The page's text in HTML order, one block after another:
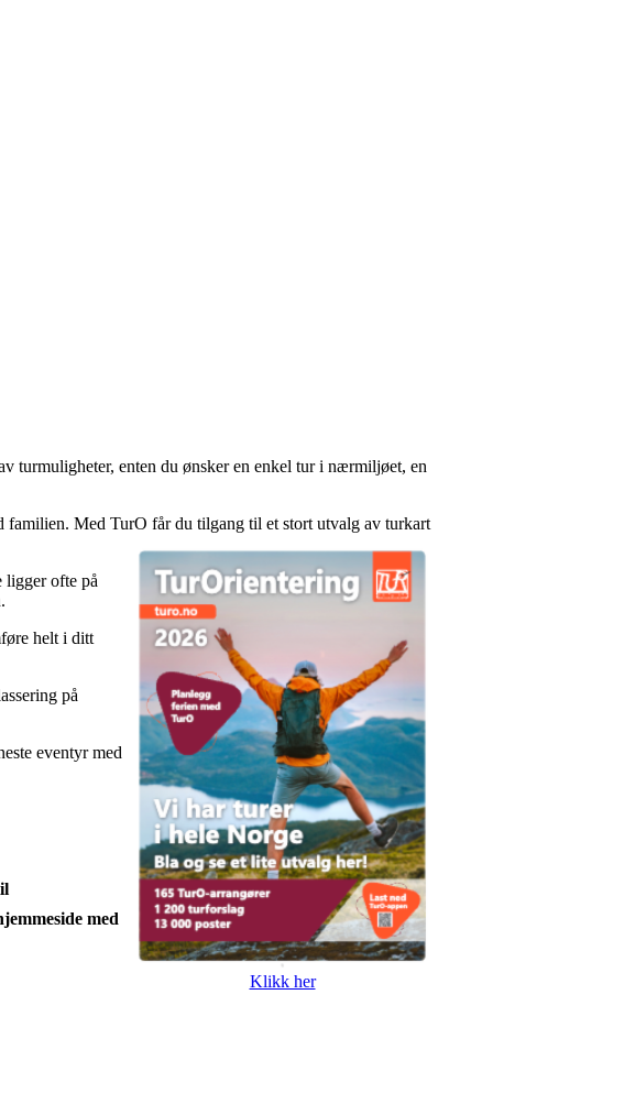
turmuligheter, enten du ønsker en enkel tur i nærmiljøet, en
familien. Med TurO får du tilgang til et stort utvalg av turkart
Klikk her
ligger ofte på
helt i ditt
på
eventyr med
med